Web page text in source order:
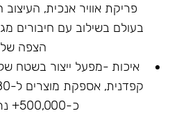
פריקת אוויר אנכית,
בעולם בשילוב עם חיבורים
הצפה
כ-500,000+ נרגילות נמכרו.